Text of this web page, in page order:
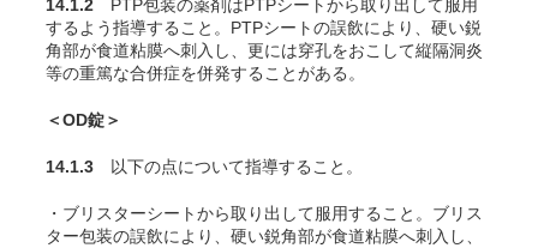
14.1.2 PTP包装の薬剤はPTPシートから取り出して服用
するよう指導すること。PTPシートの誤飲により、硬い鋭
角部が食道粘膜へ刺入し、更には穿孔をおこして縦隔洞炎
等の重篤な合併症を併発することがある。
＜OD錠＞
14.1.3 以下の点について指導すること。
・ブリスターシートから取り出して服用すること。ブリス
ター包装の誤飲により、硬い鋭角部が食道粘膜へ刺入し、